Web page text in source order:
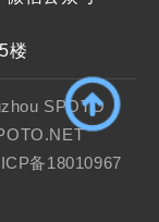
楼
SPOTO
备18010967